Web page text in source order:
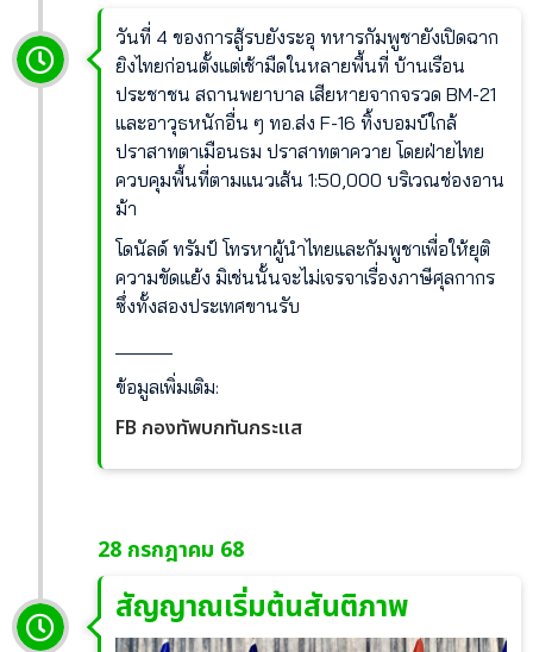
วันที่ 4 ของการสู้รบยังระอุ ทหารกัมพูชายังเปิดฉาก
ยิงไทยก่อนตั้งแต่เช้ามืดในหลายพื้นที่ บ้านเรือน
ประชาชน สถานพยาบาล เสียหายจากจรวด BM-21
และอาวุธหนักอื่น ๆ ทอ.ส่ง F-16 ทิ้งบอมบ์ใกล้
ปราสาทตาเมือนธม ปราสาทตาควาย โดยฝ่ายไทย
ควบคุมพื้นที่ตามแนวเส้น 1:50,000 บริเวณช่องอาน
ม้า
โดนัลด์ ทรัมป์ โทรหาผู้นำไทยและกัมพูชาเพื่อให้ยุติ
ความขัดแย้ง มิเช่นนั้นจะไม่เจรจาเรื่องภาษีศุลกากร
ซึ่งทั้งสองประเทศขานรับ
ข้อมูลเพิ่มเติม:
FB กองทัพบกทันกระแส
28 กรกฎาคม 68
สัญญาณเริ่มต้นสันติภาพ